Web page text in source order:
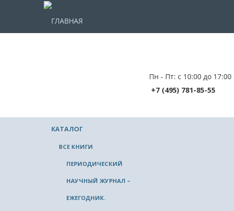
ГЛАВНАЯ
Пн - Пт: с 10:00 до 17:00
+7 (495) 781-85-55
КАТАЛОГ
ВСЕ КНИГИ
ПЕРИОДИЧЕСКИЙ
НАУЧНЫЙ ЖУРНАЛ –
ЕЖЕГОДНИК.